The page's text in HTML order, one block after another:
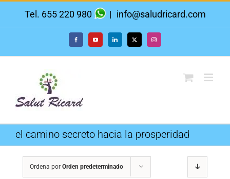
Tel. 655 220 980 | info@saludricard.com
FacebookYouTube LinkedIn X Instagram
el camino secreto hacia la prosperidad
Ordena por Orden predeterminado